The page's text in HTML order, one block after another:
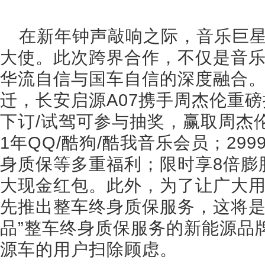
在新年钟声敲响之际，音乐巨
大使。此次跨界合作，不仅是音
华流自信与国车自信的深度融合
迁，长安启源A07携手周杰伦重
下订/试驾可参与抽奖，赢取周杰
1年QQ/酷狗/酷我音乐会员；
身质保等多重福利；限时享8倍
大现金红包。此外，为了让广大
先推出整车终身质保服务，这将
品”整车终身质保服务的新能源
源车的用户扫除顾虑。